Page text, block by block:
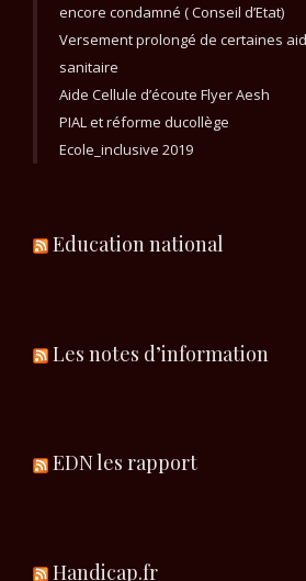
encore condamné ( Conseil d’Etat)
Versement prolongé de certaines
sanitaire
Aide Cellule d’écoute Flyer Aesh
PIAL et réforme ducollège
Ecole_inclusive 2019
Education national
Les notes d’information
EDN les rapport
Handicap.fr